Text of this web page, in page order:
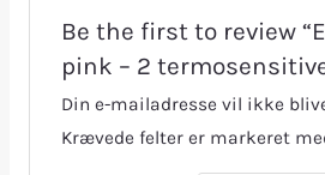
Be the first to review
pink – 2
Din e-mailadresse vil ikke
Krævede felter er markeret